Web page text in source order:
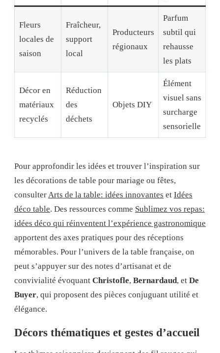
Fleurs
locales de
saison
Fraîcheur,
support
local
Producteurs
régionaux
Parfum
subtil qui
rehausse
les plats
Décor en
matériaux
recyclés
Réduction
des
déchets
Objets DIY
Élément
visuel sans
surcharge
sensorielle
Pour approfondir les idées et trouver l’inspiration sur
les décorations de table pour mariage ou fêtes,
consulter Arts de la table: idées innovantes et Idées
déco table. Des ressources comme Sublimez vos repas:
idées déco qui réinventent l’expérience gastronomique
apportent des axes pratiques pour des réceptions
mémorables. Pour l’univers de la table française, on
peut s’appuyer sur des notes d’artisanat et de
convivialité évoquant Christofle, Bernardaud, et De
Buyer, qui proposent des pièces conjuguant utilité et
élégance.
Décors thématiques et gestes d’accueil